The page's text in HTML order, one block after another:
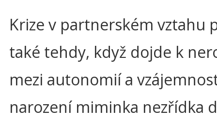
Krize v partnerském vztahu
také tehdy, když dojde k
mezi autonomií a
narození miminka nezřídka